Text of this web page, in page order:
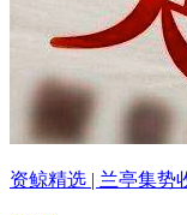
资鲸精选 | 兰亭集势